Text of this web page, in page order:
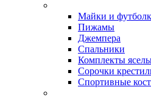
Майки и
Пижамы
Джемпера
Спальники
Комплекты
Сорочки
Спортивные